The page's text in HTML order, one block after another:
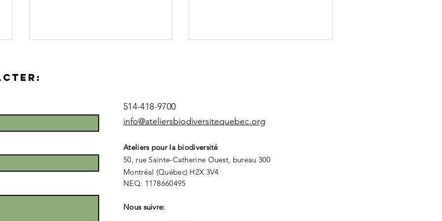
consultation
de la jeunesse
québécoise sur
la biodiversité
la COP17
d'Erevan, en
Arménie
514-418-9700
info@ateliersbiodiversitequebec.org
Ateliers pour la biodiversité
50, rue Sainte-Catherine Ouest, bureau 300
Montréal (Québec) H2X 3V4
NEQ: 1178660495
Nous suivre: